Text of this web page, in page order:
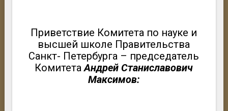
Приветствие Комитета по науке и
высшей школе Правительства
Санкт- Петербурга – председатель
КомитетаАндрей Станиславович
Максимов: